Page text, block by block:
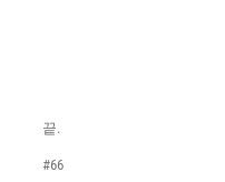
끝.
#66